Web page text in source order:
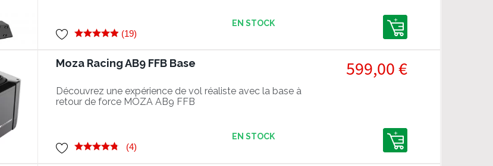
(19)
EN STOCK
Moza Racing AB9 FFB Base
Découvrez une expérience de vol réaliste avec la base à
retour de force MOZA AB9 FFB
599,00 €
(4)
EN STOCK